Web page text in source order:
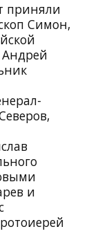
приняли
Симон,
и